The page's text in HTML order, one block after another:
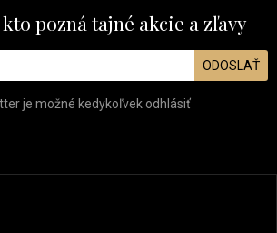
pozná tajné akcie a zľavy
ODOSLAŤ
je možné kedykoľvek odhlásiť